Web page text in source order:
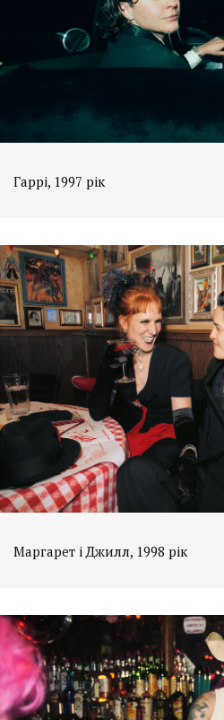
Гаррі, 1997 рік
Маргарет і Джилл, 1998 рік